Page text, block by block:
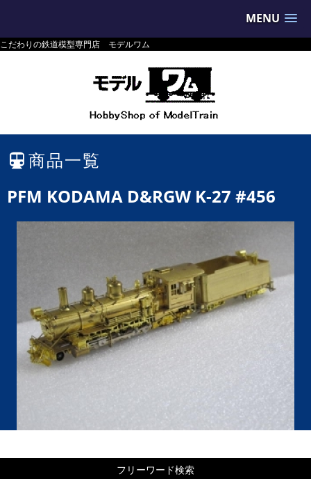
MENU
こだわりの鉄道模型専門店 モデルワム
商品一覧
PFM KODAMA D&RGW K-27 #456
フリーワード検索